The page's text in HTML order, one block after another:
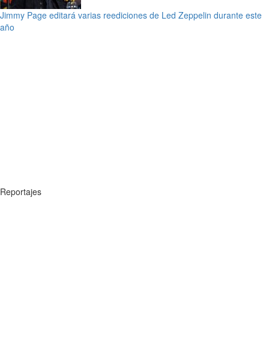
Jimmy Page editará varias reediciones de Led Zeppelin durante este
año
Reportajes